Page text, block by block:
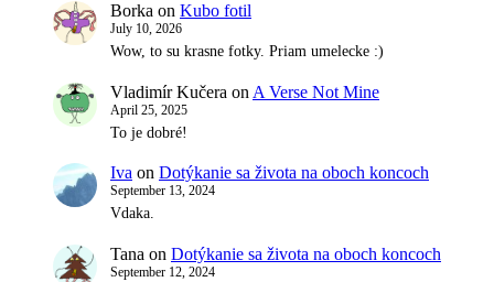
Borka on Kubo fotil
July 10, 2026
Wow, to su krasne fotky. Priam umelecke :)
Vladimír Kučera on A Verse Not Mine
April 25, 2025
To je dobré!
Iva on Dotýkanie sa života na oboch koncoch
September 13, 2024
Vdaka.
Tana on Dotýkanie sa života na oboch koncoch
September 12, 2024